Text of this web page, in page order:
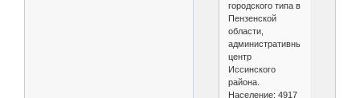
городского типа в
Пензенской
области,
административный
центр
Иссинского
района.
Население: 4917